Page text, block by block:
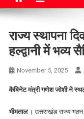
राज्य स्थापना
हल्द्वानी में भव्य
November 5, 2025
कैबिनेट मंत्री गणेश जोशी ने स्थल
भीमताल। उत्तराखंड राज्य